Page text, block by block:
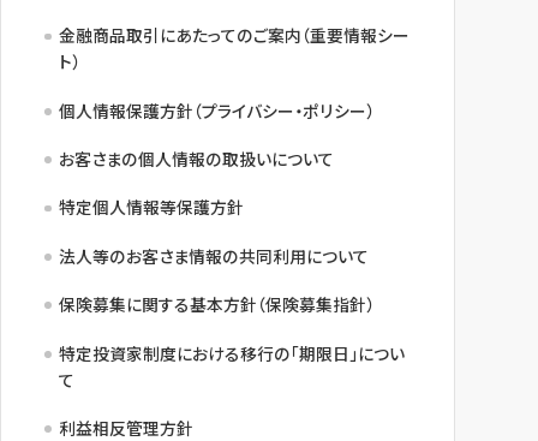
金融商品取引にあたってのご案内（重要情報シー
ト）
個人情報保護方針（プライバシー・ポリシー）
お客さまの個人情報の取扱いについて
特定個人情報等保護方針
法人等のお客さま情報の共同利用について
保険募集に関する基本方針（保険募集指針）
特定投資家制度における移行の「期限日」につい
て
利益相反管理方針